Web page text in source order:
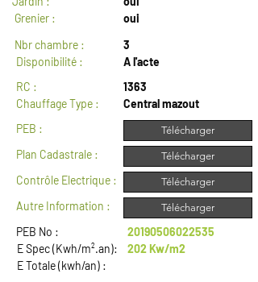
Grenier :
oui
Nbr chambre :
3
Disponibilité :
A l'acte
RC :
1363
Chauffage Type :
Central mazout
PEB :
Télécharger
Plan Cadastrale : Télécharger
Contrôle Electrique : Télécharger
Autre Information : Télécharger
PEB No :
20190506022535
202 Kw/m2
E Spec (Kwh/m².an):
E Totale (kwh/an) :